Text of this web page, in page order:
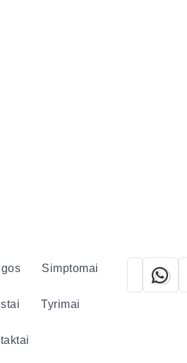
Simptomai
Tyrimai